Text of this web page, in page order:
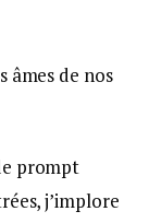
âmes de nos
prompt
j’implore